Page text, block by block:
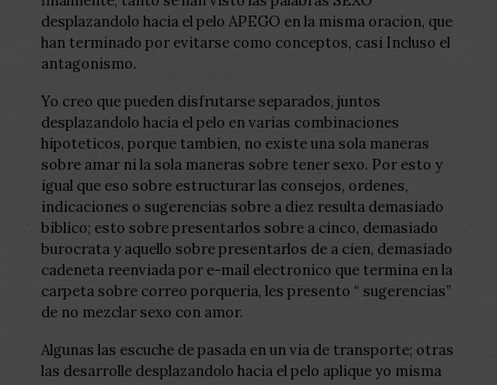
desplazandolo hacia el pelo APEGO en la misma oracion, que
han terminado por evitarse como conceptos, casi Incluso el
antagonismo.
Yo creo que pueden disfrutarse separados, juntos
desplazandolo hacia el pelo en varias combinaciones
hipoteticos, porque tambien, no existe una sola maneras
sobre amar ni la sola maneras sobre tener sexo. Por esto y
igual que eso sobre estructurar las consejos, ordenes,
indicaciones o sugerencias sobre a diez resulta demasiado
biblico; esto sobre presentarlos sobre a cinco, demasiado
burocrata y aquello sobre presentarlos de a cien, demasiado
cadeneta reenviada por e-mail electronico que termina en la
carpeta sobre correo porqueria, les presento “ sugerencias”
de no mezclar sexo con amor.
Algunas las escuche de pasada en un vi­a de transporte; otras
las desarrolle desplazandolo hacia el pelo aplique yo misma